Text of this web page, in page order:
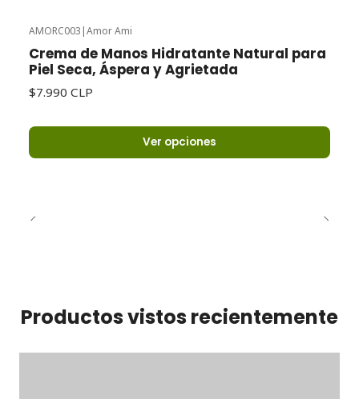
AMORC003 |Amor Ami
Crema de Manos Hidratante Natural para
Piel Seca, Áspera y Agrietada
$7.990 CLP
Ver opciones
Productos vistos recientemente